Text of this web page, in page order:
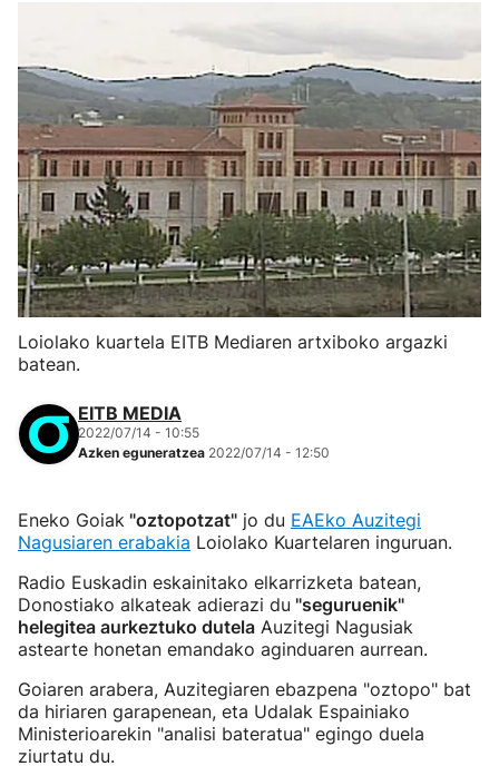
Loiolako kuartela EITB Mediaren artxiboko argazki
batean.
EITB MEDIA
2022/07/14 - 10:55
Azken eguneratzea 2022/07/14 - 12:50
Eneko Goiak "oztopotzat" jo du EAEko Auzitegi
Nagusiaren erabakia Loiolako Kuartelaren inguruan.
Radio Euskadin eskainitako elkarrizketa batean,
Donostiako alkateak adierazi du "seguruenik"
helegitea aurkeztuko dutela Auzitegi Nagusiak
astearte honetan emandako aginduaren aurrean.
Goiaren arabera, Auzitegiaren ebazpena "oztopo" bat
da hiriaren garapenean, eta Udalak Espainiako
Ministerioarekin "analisi bateratua" egingo duela
ziurtatu du.